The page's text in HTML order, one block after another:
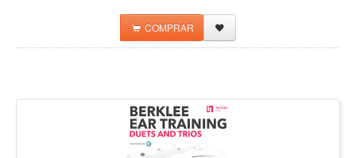
COMPRAR